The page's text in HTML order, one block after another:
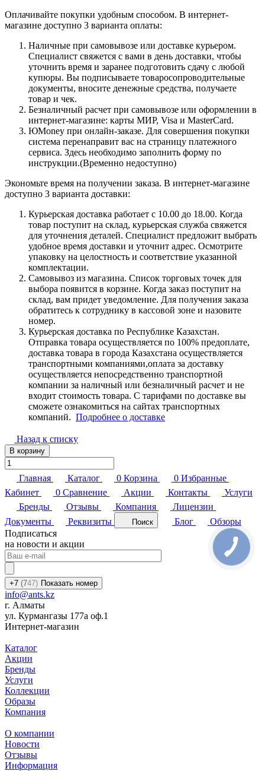
Оплачивайте покупки удобным способом. В интернет-
магазине доступно 3 варианта оплаты:
Наличные при самовывозе или доставке курьером.
Специалист свяжется с вами в день доставки, чтобы
уточнить время и заранее подготовить сдачу с любой
купюры. Вы подписываете товаросопроводительные
документы, вносите денежные средства, получаете
товар и чек.
Безналичный расчет при самовывозе или оформлении в
интернет-магазине: карты МИР, Visa и MasterCard.
ЮMoney при онлайн-заказе. Для совершения покупки
система перенаправит вас на страницу платежного
сервиса. Здесь необходимо заполнить форму по
инструкции.(Временно недоступно)
Экономьте время на получении заказа. В интернет-магазине
доступно 3 варианта доставки:
Курьерская доставка работает с 10.00 до 18.00. Когда
товар поступит на склад, курьерская служба свяжется
для уточнения деталей. Специалист предложит выбрать
удобное время доставки и уточнит адрес. Осмотрите
упаковку на целостность и соответствие указанной
комплектации.
Самовывоз из магазина. Список торговых точек для
выбора появится в корзине. Когда заказ поступит на
склад, вам придет уведомление. Для получения заказа
обратитесь к сотруднику в кассовой зоне и назовите
номер.
Курьерская доставка по Республике Казахстан.
Отправка товара осуществляется по 100% предоплате,
доставка товара в города Казахстана осуществляется
транспортными компаниями,оплата за доставку
осуществляется непосредственно транспортной
компании за наличный или безналичный расчет и не
входит стоимость товара. С тарифами по доставке вы
сможете ознакомиться на сайтах транспортных
компаний. Подробнее о доставке
Назад к списку
В корзину
Главная Каталог 0 Корзина 0 Избранные
Кабинет
0 Сравнение Акции Контакты
Услуги
Бренды
Отзывы Компания
Лицензии
Документы
Реквизиты Поиск Блог
Обзоры
Подписаться
на новости и акции
+7 (747) Показать номер
info@ants.kz
г. Алматы
ул. Курмангазы 177а оф.1
Интернет-магазин
Каталог
Акции
Бренды
Услуги
Коллекции
Образы
Компания
О компании
Новости
Отзывы
Информация